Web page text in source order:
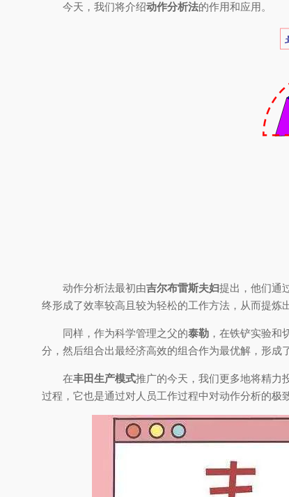
今天，我们将介绍动作分析法的作用和应用。
动作分析法最初由吉尔布雷斯夫妇提出，他们通
终形成了效率较高且较为轻松的工作方法，从而提炼
同样，作为科学管理之父的泰勒 ，在铁铲实验和
分，然后组合出最经济高效的组合作为最优解，形成
在丰田生产模式推广的今天，我们更多地将精力
过程，它也是通过对人员工作过程中对动作分析的极